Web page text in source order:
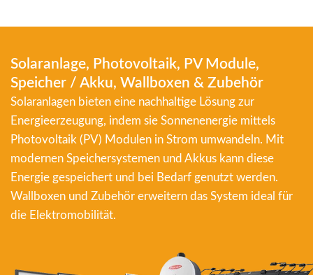
Solaranlage, Photovoltaik, PV Module,
Speicher / Akku, Wallboxen & Zubehör
Solaranlagen bieten eine nachhaltige Lösung zur
Energieerzeugung, indem sie Sonnenenergie mittels
Photovoltaik (PV) Modulen in Strom umwandeln. Mit
modernen Speichersystemen und Akkus kann diese
Energie gespeichert und bei Bedarf genutzt werden.
Wallboxen und Zubehör erweitern das System ideal für
die Elektromobilität.